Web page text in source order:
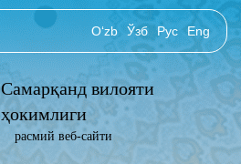
O‘zb Ўзб Рус Eng
Самарқанд вилояти
ҳокимлиги
расмий веб-сайти